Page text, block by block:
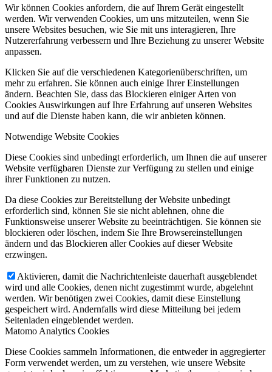
Wir können Cookies anfordern, die auf Ihrem Gerät eingestellt
werden. Wir verwenden Cookies, um uns mitzuteilen, wenn Sie
unsere Websites besuchen, wie Sie mit uns interagieren, Ihre
Nutzererfahrung verbessern und Ihre Beziehung zu unserer Website
anpassen.
Klicken Sie auf die verschiedenen Kategorienüberschriften, um
mehr zu erfahren. Sie können auch einige Ihrer Einstellungen
ändern. Beachten Sie, dass das Blockieren einiger Arten von
Cookies Auswirkungen auf Ihre Erfahrung auf unseren Websites
und auf die Dienste haben kann, die wir anbieten können.
Notwendige Website Cookies
Diese Cookies sind unbedingt erforderlich, um Ihnen die auf unserer
Website verfügbaren Dienste zur Verfügung zu stellen und einige
ihrer Funktionen zu nutzen.
Da diese Cookies zur Bereitstellung der Website unbedingt
erforderlich sind, können Sie sie nicht ablehnen, ohne die
Funktionsweise unserer Website zu beeinträchtigen. Sie können sie
blockieren oder löschen, indem Sie Ihre Browsereinstellungen
ändern und das Blockieren aller Cookies auf dieser Website
erzwingen.
Aktivieren, damit die Nachrichtenleiste dauerhaft ausgeblendet
wird und alle Cookies, denen nicht zugestimmt wurde, abgelehnt
werden. Wir benötigen zwei Cookies, damit diese Einstellung
gespeichert wird. Andernfalls wird diese Mitteilung bei jedem
Seitenladen eingeblendet werden.
Matomo Analytics Cookies
Diese Cookies sammeln Informationen, die entweder in aggregierter
Form verwendet werden, um zu verstehen, wie unsere Website